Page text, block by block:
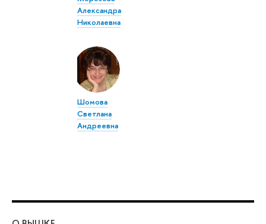
Александра
Николаевна
Шомова
Светлана
Андреевна